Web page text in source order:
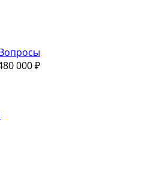
000 ₽